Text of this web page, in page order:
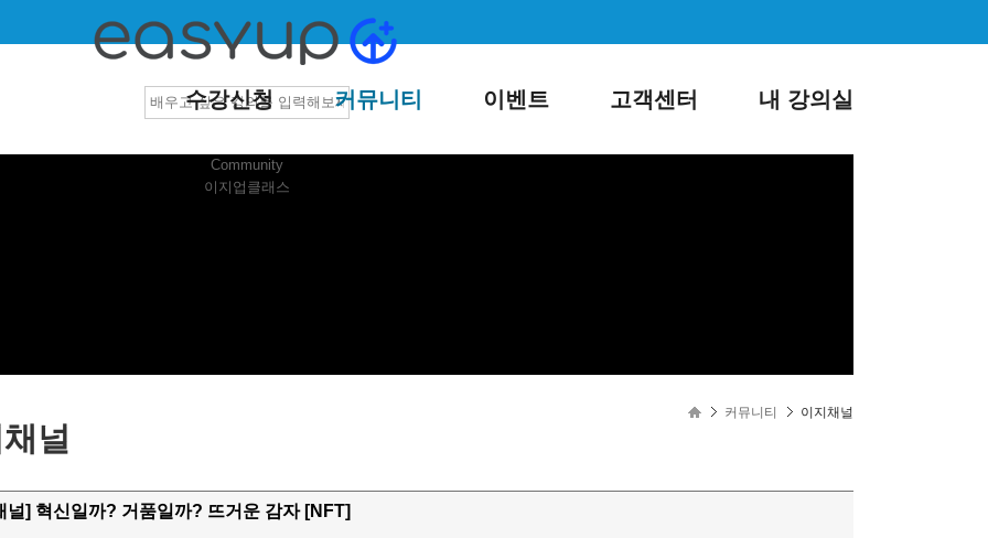
수강신청 커뮤니티 이벤트 고객센터 내 강의실
Community
이지업클래스
커뮤니티 이지채널
널
널] 혁신일까? 거품일까? 뜨거운 감자 [NFT]